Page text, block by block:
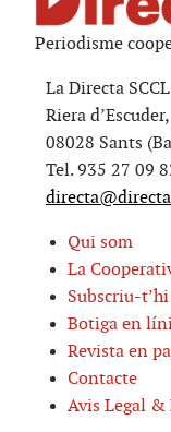
Periodisme
La Directa SCCL
Riera
08028 Sants
Tel. 935 27 09
Qui som
La
Subscriu-t’hi
Botiga en
Revista en
Contacte
Avis Legal &